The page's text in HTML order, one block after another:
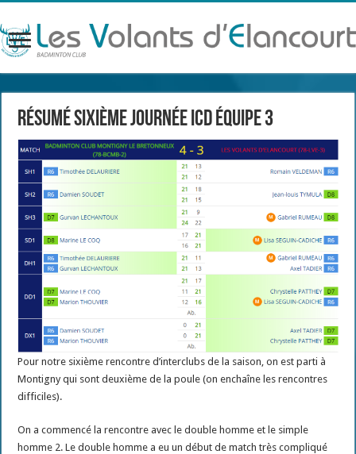
Résumé sixième journée ICD équipe 3
Pour notre sixième rencontre d’interclubs de la saison, on est parti à
Montigny qui sont deuxième de la poule (on enchaîne les rencontres
difficiles).
On a commencé la rencontre avec le double homme et le simple
homme 2. Le double homme a eu un début de match très compliqué